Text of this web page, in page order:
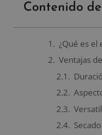
Contenido
¿Qué es
Ventajas